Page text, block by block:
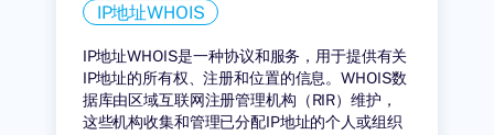
IP地址WHOIS
IP地址WHOIS是一种协议和服务，用于提供有关
IP地址的所有权、注册和位置的信息。WHOIS数
据库由区域互联网注册管理机构（RIR）维护，
这些机构收集和管理已分配IP地址的个人或组织